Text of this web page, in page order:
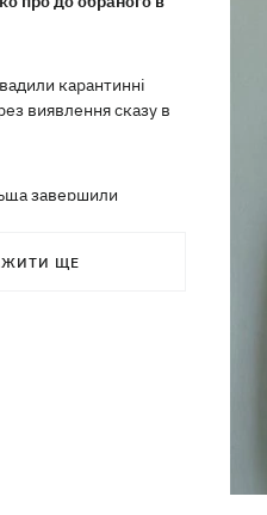
карантинні
виявлення сказу в
завершили
ЩЕ